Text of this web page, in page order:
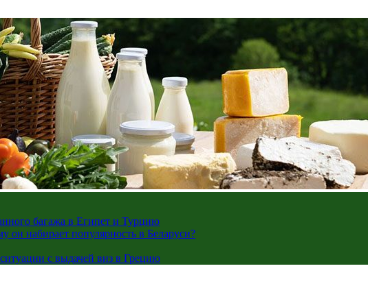
багажа в Египет и Турцию
он набирает популярность в Беларуси?
с выдачей виз в Грецию